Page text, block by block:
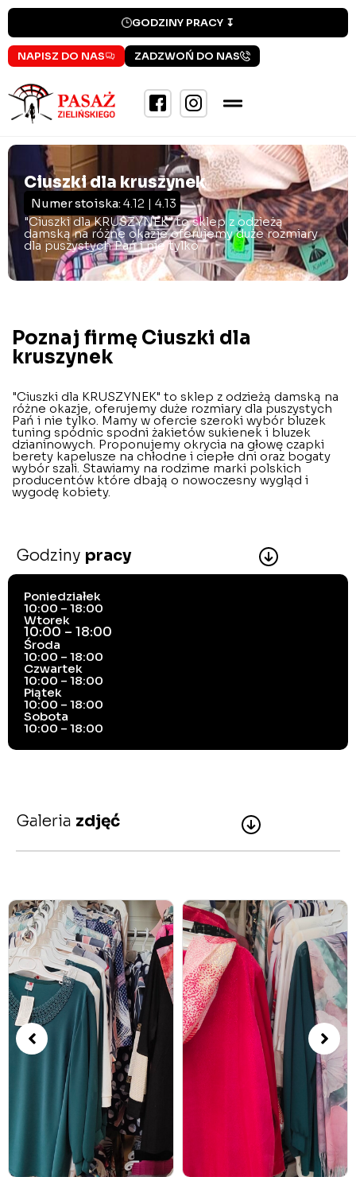
GODZINY PRACY ↧
NAPISZ DO NAS ZADZWOŃ DO NAS
Ciuszki dla kruszynek
Numer stoiska:4.12 | 4.13
"Ciuszki dla KRUSZYNEK" to sklep z odzieżą
damską na różne okazje,oferujemy duże rozmiary
dla puszystych Pań i nie tylko
Godziny pracy
Poniedziałek
10:00 – 18:00
Wtorek
10:00 – 18:00
Środa
10:00 – 18:00
Czwartek
10:00 – 18:00
Piątek
10:00 – 18:00
Sobota
10:00 – 18:00
Poznaj firmę Ciuszki dla
kruszynek
"Ciuszki dla KRUSZYNEK" to sklep z odzieżą damską na
różne okazje, oferujemy duże rozmiary dla puszystych
Pań i nie tylko. Mamy w ofercie szeroki wybór bluzek
tuning spódnic spodni żakietów sukienek i bluzek
dzianinowych. Proponujemy okrycia na głowę czapki
berety kapelusze na chłodne i ciepłe dni oraz bogaty
wybór szali. Stawiamy na rodzime marki polskich
producentów które dbają o nowoczesny wygląd i
wygodę kobiety.
Galeria zdjęć